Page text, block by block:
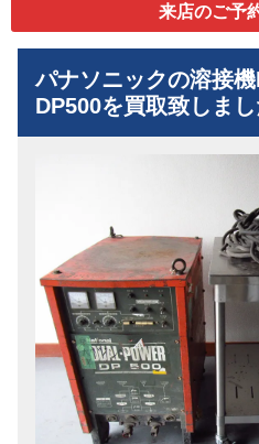
来店のご予
パナソニックの溶接機
DP500を買取致しまし